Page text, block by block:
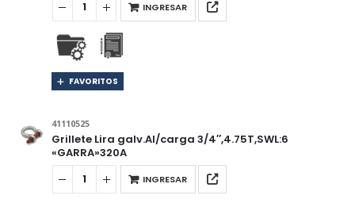
INGRESAR
FAVORITOS
41110525
Grillete Lira galv.Al/carga 3/4″,4.75T,SWL:6
«GARRA»320A
INGRESAR